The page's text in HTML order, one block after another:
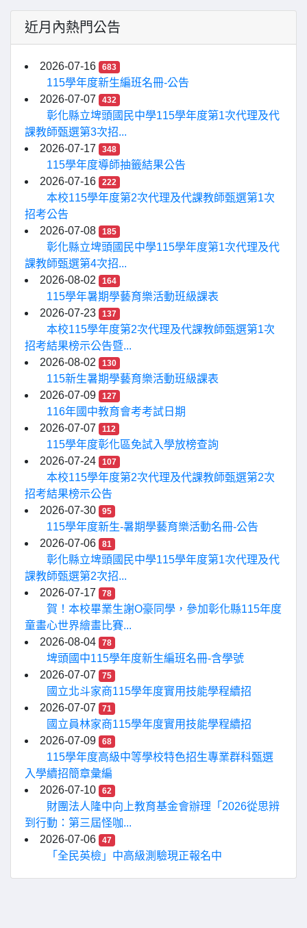
近月內熱門公告
2026-07-16 683
115學年度新生編班名冊-公告
2026-07-07
432
彰化縣立埤頭國民中學115學年度第1次代理及代
課教師甄選第3次招...
2026-07-17
348
115學年度導師抽籤結果公告
2026-07-16
222
本校115學年度第2次代理及代課教師甄選第1次
招考公告
2026-07-08
185
彰化縣立埤頭國民中學115學年度第1次代理及代
課教師甄選第4次招...
2026-08-02
164
115學年暑期學藝育樂活動班級課表
2026-07-23
137
本校115學年度第2次代理及代課教師甄選第1次
招考結果榜示公告暨...
2026-08-02
130
115新生暑期學藝育樂活動班級課表
2026-07-09
127
116年國中教育會考考試日期
2026-07-07
112
115學年度彰化區免試入學放榜查詢
2026-07-24
107
本校115學年度第2次代理及代課教師甄選第2次
招考結果榜示公告
2026-07-30
95
115學年度新生-暑期學藝育樂活動名冊-公告
2026-07-06
81
彰化縣立埤頭國民中學115學年度第1次代理及代
課教師甄選第2次招...
2026-07-17
78
賀！本校畢業生謝O豪同學，參加彰化縣115年度
童畫心世界繪畫比賽...
2026-08-04
78
埤頭國中115學年度新生編班名冊-含學號
2026-07-07
75
國立北斗家商115學年度實用技能學程續招
2026-07-07
71
國立員林家商115學年度實用技能學程續招
2026-07-09
68
115學年度高級中等學校特色招生專業群科甄選
入學續招簡章彙編
2026-07-10
62
財團法人隆中向上教育基金會辦理「2026從思辨
到行動：第三屆怪咖...
2026-07-06
47
「全民英檢」中高級測驗現正報名中